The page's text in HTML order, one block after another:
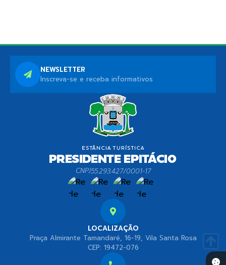
LOCALIZAÇÃO
Praça Almirante Tamandaré, 16-19, Vila Santa Rosa
CEP: 19472-076
CNPJ55.293.427/0001-17
NEWSLETTER
Inscreva-se e receba informativos